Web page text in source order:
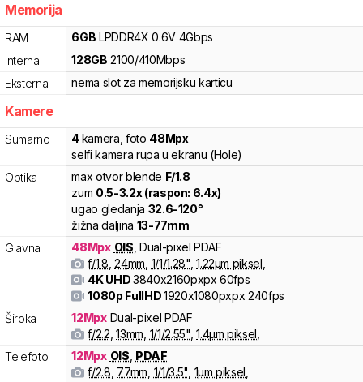
Memorija
RAM 6GB LPDDR4X 0.6V 4Gbps
Interna
128GB 2100/410Mbps
Eksterna
nema slot za memorijsku karticu
Kamere
Sumarno 4kamera foto 48Mpx
selfi kamera rupa u ekranu (Hole)
Optika
max otvor blende F/1.8
zum 0.5-3.2x (raspon: 6.4x)
ugao gledanja 32.6-120°
žižna daljina 13-77mm
Glavna
48Mpx OIS Dual-pixel PDAF
f/1.8 24mm 1/1/1.28" 1.22µm piksel
4K UHD3840x2160pxpx60fps
1080p FullHD1920x1080pxpx240fps
Široka
12Mpx Dual-pixel PDAF
f/2.2 13mm 1/1/2.55" 1.4µm piksel
Telefoto
12Mpx OIS PDAF
f/2.8 77mm 1/1/3.5" 1µm piksel